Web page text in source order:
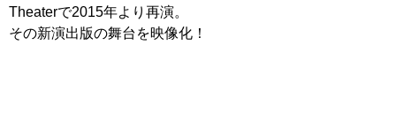
Theaterで2015年より再演。
その新演出版の舞台を映像化！